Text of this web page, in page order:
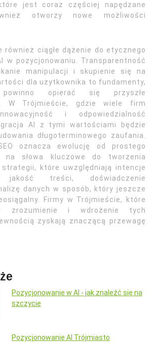
jest coraz częściej napędzane
otworzy nowe możliwości
również ciągłe dążenie do etycznego
w pozycjonowaniu. Transparentność
manipulacji i skupienie się na
dla użytkownika to fundamenty,
opierać się przyszłe
W Trójmieście, gdzie wiele firm
i odpowiedzialność
AI z tymi wartościami będzie
długoterminowego zaufania.
oznacza ewolucję od prostego
na słowa kluczowe do tworzenia
strategii, które uwzględniają intencje
jakość treści, doświadczenie
danych w sposób, który jeszcze
Firmy w Trójmieście, które
zrozumienie i wdrożenie tych
zyskają znaczącą przewagę
Pozycjonowanie w AI - jak znaleźć się na
szczycie
Pozycjonowanie AI Trójmiasto